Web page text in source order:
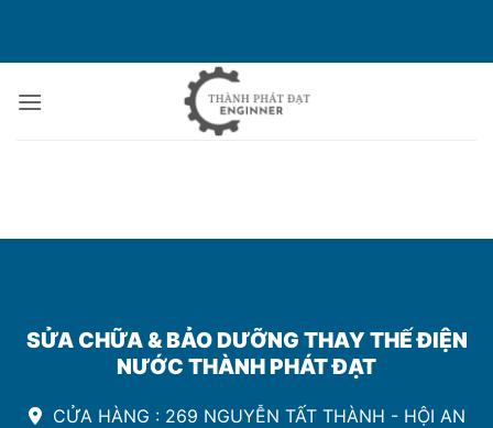
nội
dung
SỬA CHỮA & BẢO DƯỠNG THAY THẾ ĐIỆN
NƯỚC THÀNH PHÁT ĐẠT
CỬA HÀNG : 269 NGUYỄN TẤT THÀNH - HỘI AN